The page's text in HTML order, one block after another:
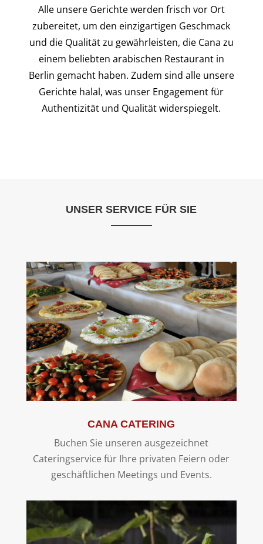
Alle unsere Gerichte werden frisch vor Ort
zubereitet, um den einzigartigen Geschmack
und die Qualität zu gewährleisten, die Cana zu
einem beliebten arabischen Restaurant in
Berlin gemacht haben. Zudem sind alle unsere
Gerichte halal, was unser Engagement für
Authentizität und Qualität widerspiegelt.
UNSER SERVICE FÜR SIE
CANA CATERING
Buchen Sie unseren ausgezeichnet
Cateringservice für Ihre privaten Feiern oder
geschäftlichen Meetings und Events.